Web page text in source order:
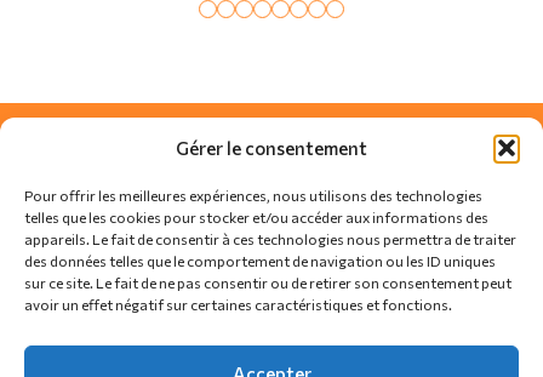
Gérer le consentement
Pour offrir les meilleures expériences, nous utilisons des technologies
telles que les cookies pour stocker et/ou accéder aux informations des
appareils. Le fait de consentir à ces technologies nous permettra de traiter
des données telles que le comportement de navigation ou les ID uniques
sur ce site. Le fait de ne pas consentir ou de retirer son consentement peut
avoir un effet négatif sur certaines caractéristiques et fonctions.
SUIVEZ-NOUS SUR